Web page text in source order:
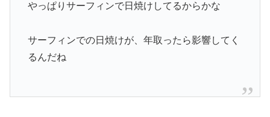
やっぱりサーフィンで日焼けしてるからかな
サーフィンでの日焼けが、年取ったら影響してく
るんだね